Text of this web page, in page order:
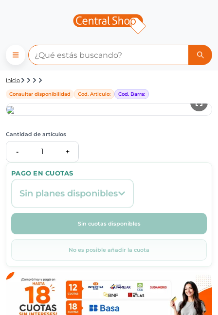
Detalle de producto | Central
Inicio
Consultar disponibilidad Cod. Articulo: Cod. Barra:
PAGO EN CUOTAS
Sin planes disponibles
Sin cuotas disponibles
No es posible añadir la cuota
Cantidad de artículos
- 1 +